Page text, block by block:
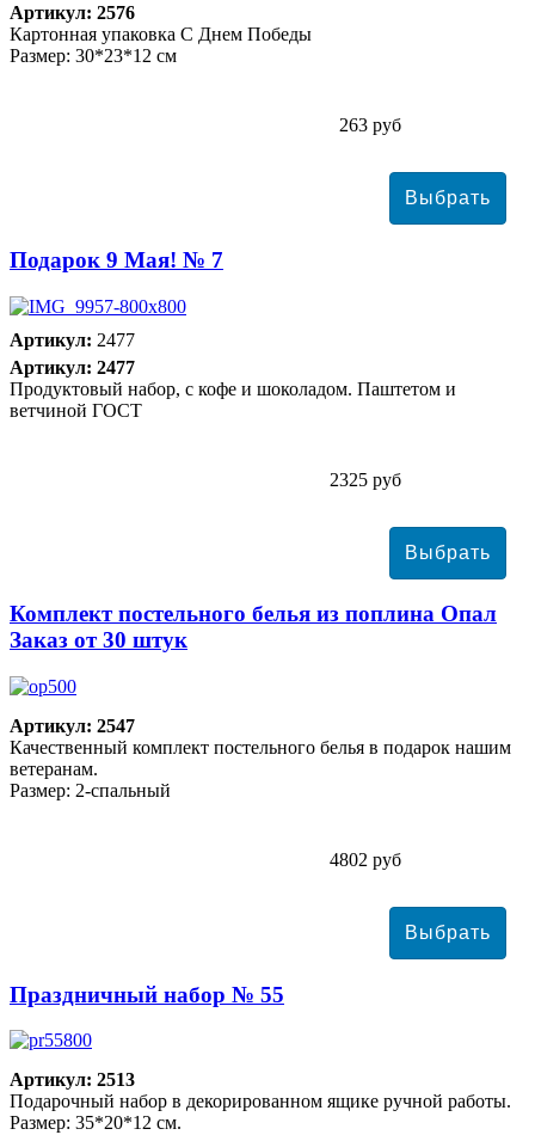
Артикул: 2576
Картонная упаковка С Днем Победы
Размер: 30*23*12 см
263 руб
Подарок 9 Мая! № 7
Артикул: 2477
Артикул: 2477
Продуктовый набор, с кофе и шоколадом. Паштетом и
ветчиной ГОСТ
2325 руб
Комплект постельного белья из поплина Опал
Заказ от 30 штук
Артикул: 2547
Качественный комплект постельного белья в подарок нашим
ветеранам.
Размер: 2-спальный
4802 руб
Праздничный набор № 55
Артикул: 2513
Подарочный набор в декорированном ящике ручной работы.
Размер: 35*20*12 см.